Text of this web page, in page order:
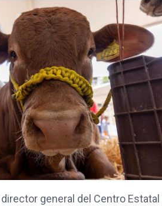
general del Centro Estatal